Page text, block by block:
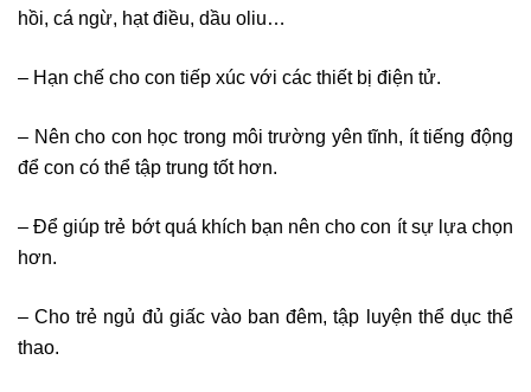
hồi, cá ngừ, hạt điều, dầu oliu…
– Hạn chế cho con tiếp xúc với các thiết bị điện tử.
– Nên cho con học trong môi trường yên tĩnh, ít tiếng động
để con có thể tập trung tốt hơn.
– Để giúp trẻ bớt quá khích bạn nên cho con ít sự lựa chọn
hơn.
– Cho trẻ ngủ đủ giấc vào ban đêm, tập luyện thể dục thể
thao.